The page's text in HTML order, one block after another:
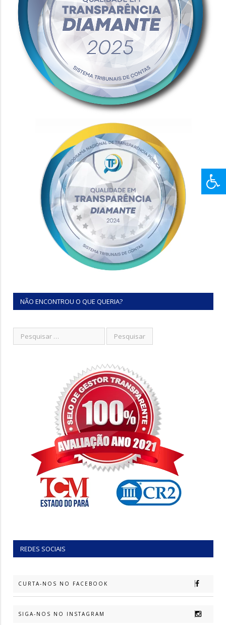
NÃO ENCONTROU O QUE QUERIA?
REDES SOCIAIS
CURTA-NOS NO FACEBOOK
SIGA-NOS NO INSTAGRAM